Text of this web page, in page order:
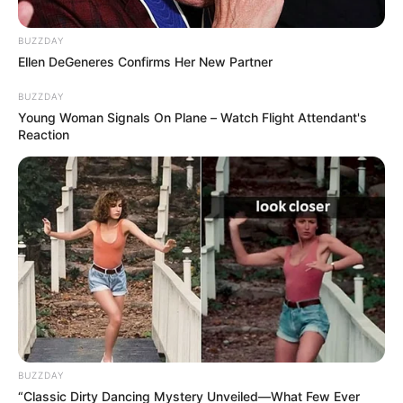
Archivo RCN
Sicario en Tunjuelito le quitó la vida a plena luz del día y
Diciembre 3, 2018
BUZZDAY
Ellen DeGeneres Confirms Her New Partner
BUZZDAY
Young Woman Signals On Plane – Watch Flight Attendant's
Reaction
BUZZDAY
“Classic Dirty Dancing Mystery Unveiled—What Few Ever